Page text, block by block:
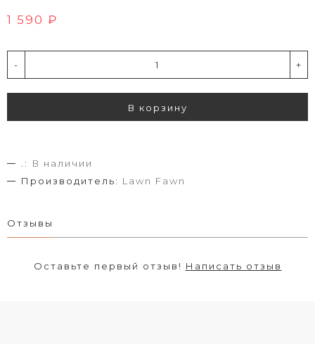
1 590 ₽
- +
В корзину
.:
В наличии
Производитель: Lawn Fawn
Отзывы
Оставьте первый отзыв! Написать отзыв